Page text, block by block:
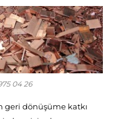
04 26
geri dönüşüme katkı